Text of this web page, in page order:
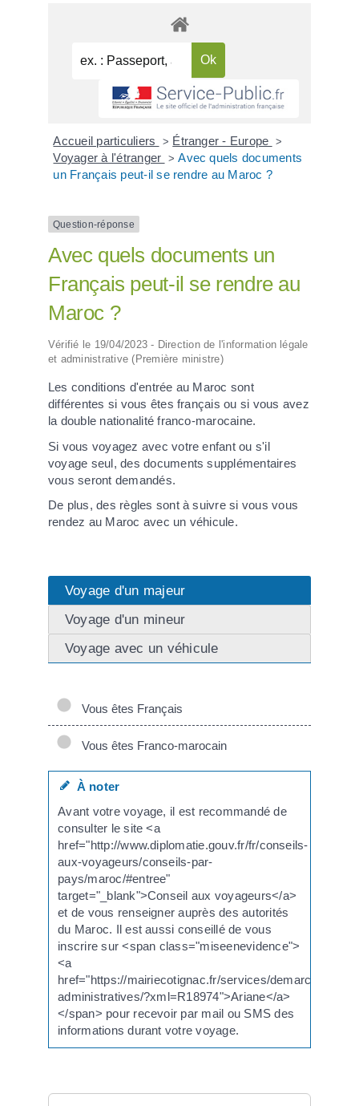
Accueil particuliers > Étranger - Europe >
Voyager à l'étranger > Avec quels documents
un Français peut-il se rendre au Maroc ?
Question-réponse
Avec quels documents un
Français peut-il se rendre au
Maroc ?
Vérifié le 19/04/2023 - Direction de l'information légale
et administrative (Première ministre)
Les conditions d'entrée au Maroc sont
différentes si vous êtes français ou si vous avez
la double nationalité franco-marocaine.
Si vous voyagez avec votre enfant ou s'il
voyage seul, des documents supplémentaires
vous seront demandés.
De plus, des règles sont à suivre si vous vous
rendez au Maroc avec un véhicule.
Voyage d'un majeur
Voyage d'un mineur
Voyage avec un véhicule
Vous êtes Français
Vous êtes Franco-marocain
À noter
Avant votre voyage, il est recommandé de
consulter le site <a
href="http://www.diplomatie.gouv.fr/fr/conseils-
aux-voyageurs/conseils-par-
pays/maroc/#entree"
target="_blank">Conseil aux voyageurs</a>
et de vous renseigner auprès des autorités
du Maroc. Il est aussi conseillé de vous
inscrire sur <span class="miseenevidence">
<a
href="https://mairiecotignac.fr/services/demarches-
administratives/?xml=R18974">Ariane</a>
</span> pour recevoir par mail ou SMS des
informations durant votre voyage.